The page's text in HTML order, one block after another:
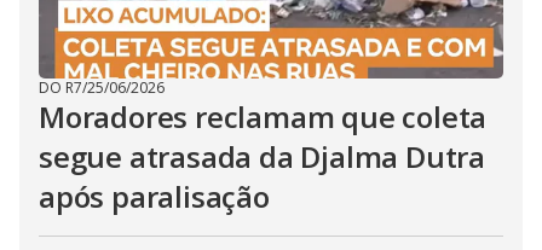
DO R7/25/06/2026
Moradores reclamam que coleta
segue atrasada da Djalma Dutra
após paralisação